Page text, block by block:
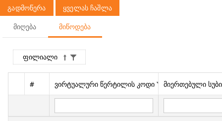
გადმოწერა
ყველას ჩაშლა
მიღება
მიწოდება
ფილიალი
# ვირტუალური წერტილის კოდი მიერთებული